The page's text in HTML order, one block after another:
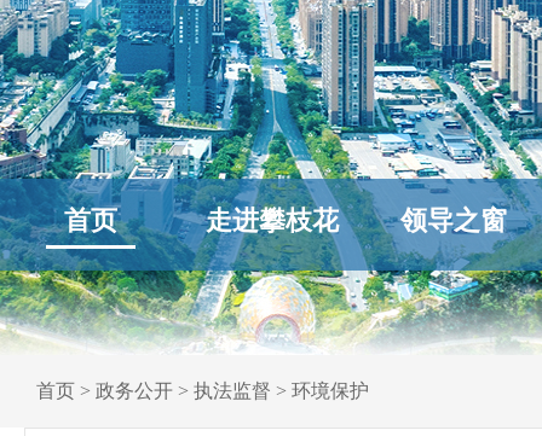
首页 走进攀枝花 领导之窗
首页 > 政务公开 > 执法监督 > 环境保护